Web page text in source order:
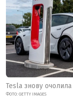
Tesla знову
ФОТО: GETTY IMAGES